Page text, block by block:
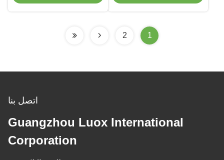
1
2
اتصل بنا
Guangzhou Luox International
Corporation